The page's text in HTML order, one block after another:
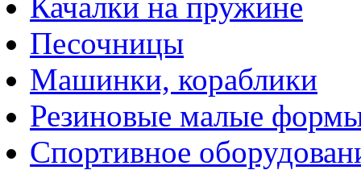
Песочницы
Машинки, кораблики
Резиновые малые
Спортивное